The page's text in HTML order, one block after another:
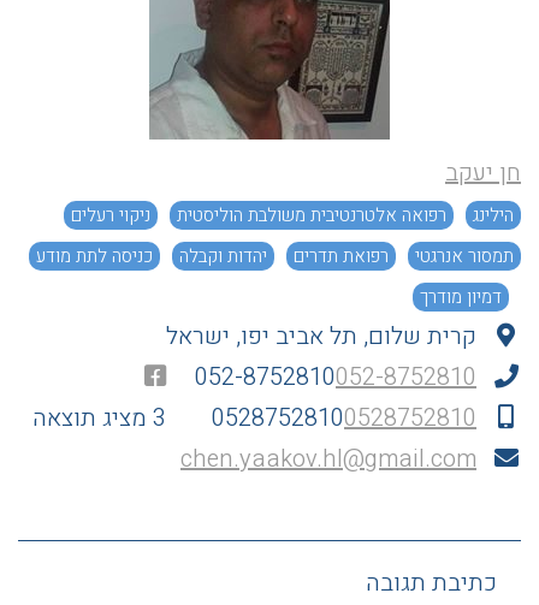
חן יעקב
הילינג רפואה אלטרנטיבית משולבת הוליסטית
ניקוי רעלים
תמסור אנרגטי
רפואת תדרים יהדות וקבלה
כניסה לתת מודע
דמיון מודרך
קרית שלום, תל אביב יפו, ישראל
052-8752810052-8752810
05287528100528752810
chen.yaakov.hl@gmail.com
3 מציג תוצאה
כתיבת תגובה